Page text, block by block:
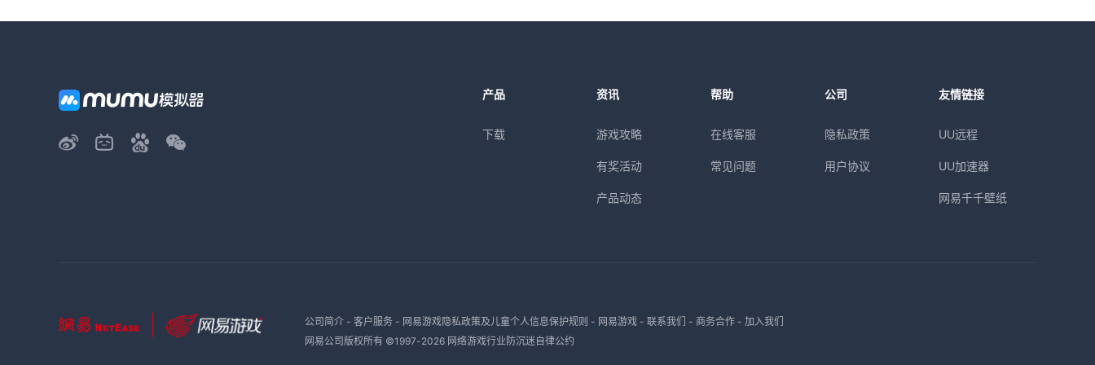
产品
下载
资讯
游戏攻略
有奖活动
产品动态
帮助
在线客服
常见问题
公司
隐私政策
用户协议
友情链接
UU远程
UU加速器
网易千千壁纸
公司简介- 客户服务- 网易游戏隐私政策及儿童个人信息保护规则 - 网易游戏- 联系我们 - 商务合作- 加入我们
网易公司版权所有 ©1997-2026 网络游戏行业防沉迷自律公约